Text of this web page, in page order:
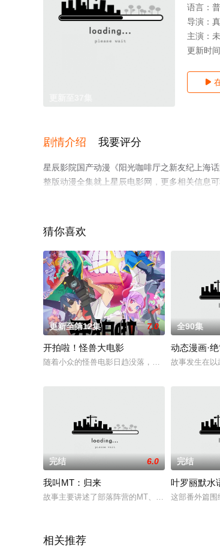
语言：
导演：
主演：
更新时间

剧情介绍 我要评分
星辰影院国产动漫《阳光咖啡厅之新友纪上海
整版动漫全集就上星辰电影网，更多相关信息
猜你喜欢
更新至第12集 7.0
开拍啦！怪兽大电影
随着小众的怪兽电影日趋没落，痴迷于怪兽片类
全90集
动态漫画·
故事发生在以
完结 6.0
我叫MT：归来
故事主要讲述了部落阵营的MT、傻馒、劣人、呆
完结
叶罗丽默水
这部番外篇围
相关推荐